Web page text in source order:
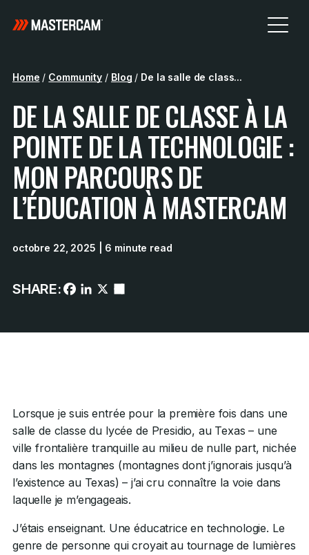
Home / Community / Blog / De la salle de class...
DE LA SALLE DE CLASSE À LA
POINTE DE LA TECHNOLOGIE :
MON PARCOURS DE
L’ÉDUCATION À MASTERCAM
octobre 22, 2025 | 6 minute read
SHARE:
Lorsque je suis entrée pour la première fois dans une
salle de classe du lycée de Presidio, au Texas – une
ville frontalière tranquille au milieu de nulle part, nichée
dans les montagnes (montagnes dont j’ignorais jusqu’à
l’existence au Texas) – j’ai cru connaître la voie dans
laquelle je m’engageais.
J’étais enseignant. Une éducatrice en technologie. Le
genre de personne qui croyait au tournage de lumières